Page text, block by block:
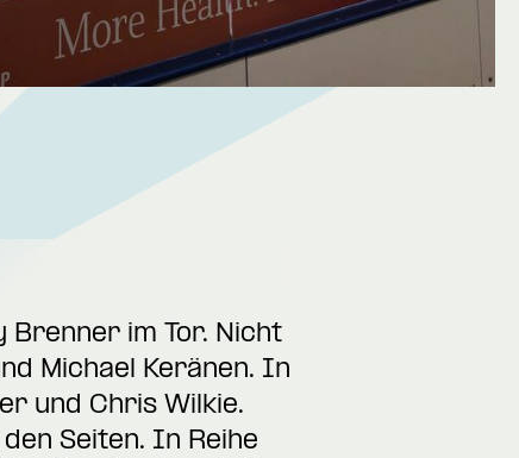
Brenner im Tor. Nicht
Michael Keränen. In
und Chris Wilkie.
Seiten. In Reihe